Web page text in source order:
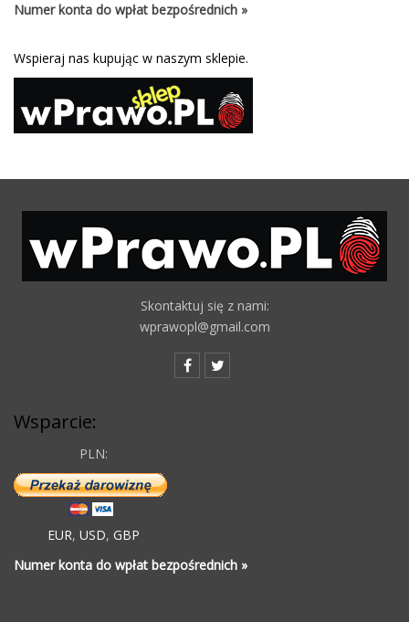
Numer konta do wpłat bezpośrednich »
Wspieraj nas kupując w naszym sklepie.
Skontaktuj się z nami:
wprawopl@gmail.com
Wsparcie:
PLN:
EUR, USD, GBP
Numer konta do wpłat bezpośrednich »